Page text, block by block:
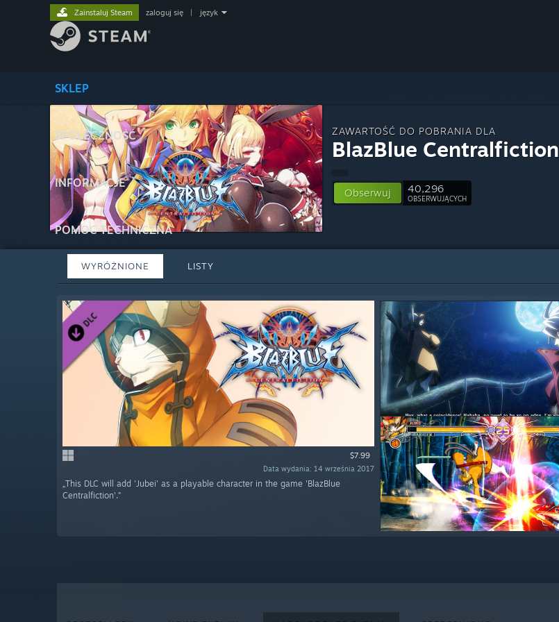
SKLEP
SPOŁECZNOŚĆ
INFORMACJE
POMOC TECHNICZNA
Zainstaluj Steam zaloguj się język
ZAWARTOŚĆ DO POBRANIA DLA
BlazBlue Centralfiction
Obserwuj 40,296
OBSERWUJĄCYCH
WYRÓŻNIONE LISTY
$7.99
Data wydania: 14 września 2017
„This DLC will add 'Jubei' as a playable character in the game 'BlazBlue
Centralfiction'.”